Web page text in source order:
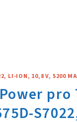
LI-ION, 10,8 V, 5200